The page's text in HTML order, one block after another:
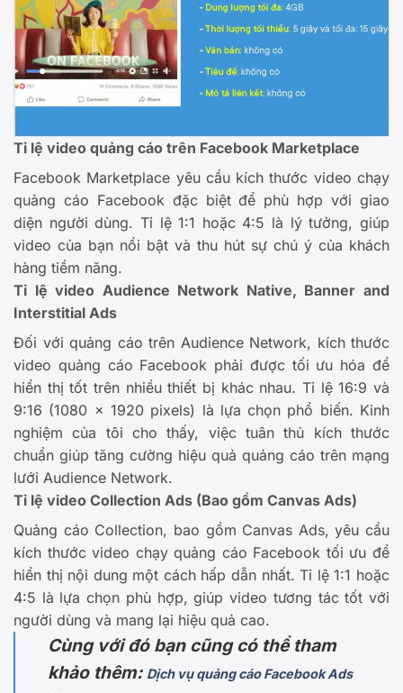
Tỉ lệ video quảng cáo trên Facebook Marketplace
Facebook Marketplace yêu cầu kích thước video chạy
quảng cáo Facebook đặc biệt để phù hợp với giao
diện người dùng. Tỉ lệ 1:1 hoặc 4:5 là lý tưởng, giúp
video của bạn nổi bật và thu hút sự chú ý của khách
hàng tiềm năng.
Tỉ lệ video Audience Network Native, Banner and
Interstitial Ads
Đối với quảng cáo trên Audience Network, kích thước
video quảng cáo Facebook phải được tối ưu hóa để
hiển thị tốt trên nhiều thiết bị khác nhau. Tỉ lệ 16:9 và
9:16 (1080 x 1920 pixels) là lựa chọn phổ biến. Kinh
nghiệm của tôi cho thấy, việc tuân thủ kích thước
chuẩn giúp tăng cường hiệu quả quảng cáo trên mạng
lưới Audience Network.
Tỉ lệ video Collection Ads (Bao gồm Canvas Ads)
Quảng cáo Collection, bao gồm Canvas Ads, yêu cầu
kích thước video chạy quảng cáo Facebook tối ưu để
hiển thị nội dung một cách hấp dẫn nhất. Tỉ lệ 1:1 hoặc
4:5 là lựa chọn phù hợp, giúp video tương tác tốt với
người dùng và mang lại hiệu quả cao.
Cùng với đó bạn cũng có thể tham
khảo thêm: Dịch vụ quảng cáo Facebook Ads